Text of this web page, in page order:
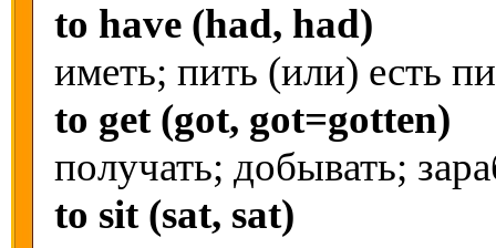
to have (had, had)
иметь; пить (или) есть
to get (got, got=gotten)
получать; добывать;
to sit (sat, sat)